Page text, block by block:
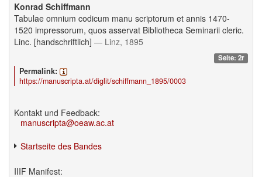
Konrad Schiffmann
Tabulae omnium codicum manu scriptorum et annis 1470-
1520 impressorum, quos asservat Bibliotheca Seminarii cleric.
Linc. [handschriftlich] — Linz, 1895
Seite: 2r
Permalink:
https://manuscripta.at/diglit/schiffmann_1895/0003
Kontakt und Feedback:
manuscripta@oeaw.ac.at
Startseite des Bandes
IIIF Manifest: